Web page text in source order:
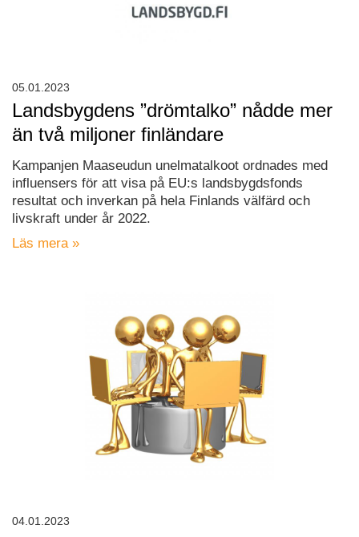
Landsbygdens ”drömtalko” nådde mer
än två miljoner finländare
Kampanjen Maaseudun unelmatalkoot ordnades med
influensers för att visa på EU:s landsbygdsfonds
resultat och inverkan på hela Finlands välfärd och
livskraft under år 2022.
Läs mera »
05.01.2023
04.01.2023